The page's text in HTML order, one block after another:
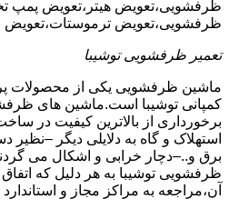
ظرفشویی،تعویض هیتر،تعویض پمپ
ظرفشویی،تعویض ترموستات،تعویض
تعمیر ظرفشویی توشیبا
ماشین ظرفشویی یکی از محصولات
کمپانی توشیبا است.ماشین های
برخورداری از بالاترین کیفیت در
استهلاک و گاه به دلایلی دیگر –نظیر
برق و..–دچار خرابی و اشکال می
ظرفشویی توشیبا به هر دلیل که اتفاق
آن،مراجعه به مراکز مجاز و